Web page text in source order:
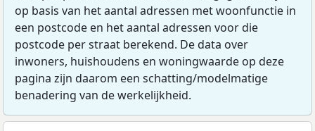
op basis van het aantal adressen met woonfunctie in
een postcode en het aantal adressen voor die
postcode per straat berekend. De data over
inwoners, huishoudens en woningwaarde op deze
pagina zijn daarom een schatting/modelmatige
benadering van de werkelijkheid.